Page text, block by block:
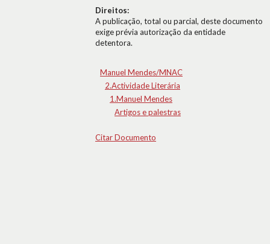
Direitos:
A publicação, total ou parcial, deste documento
exige prévia autorização da entidade
detentora.
Manuel Mendes/MNAC
2.Actividade Literária
1.Manuel Mendes
Artigos e palestras
Citar Documento